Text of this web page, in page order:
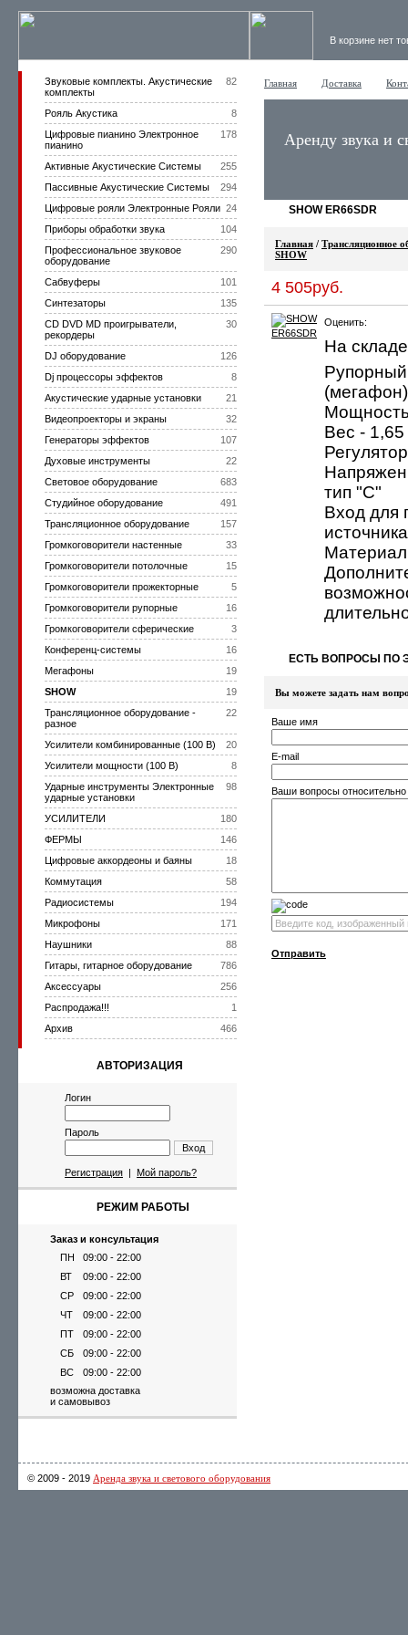
В корзине нет
82
Звуковые комплекты. Акустические
комплекты
8
Рояль Акустика
178
Цифровые пианино Электронное
пианино
255
Активные Акустические Системы
294
Пассивные Акустические Системы
24
Цифровые рояли Электронные Рояли
104
Приборы обработки звука
290
Профессиональное звуковое
оборудование
101
Сабвуферы
135
Синтезаторы
30
CD DVD MD проигрыватели,
рекордеры
126
DJ оборудование
8
Dj процессоры эффектов
21
Акустические ударные установки
32
Видеопроекторы и экраны
107
Генераторы эффектов
22
Духовые инструменты
683
Световое оборудование
491
Студийное оборудование
157
Трансляционное оборудование
33
Громкоговорители настенные
15
Громкоговорители потолочные
5
Громкоговорители прожекторные
16
Громкоговорители рупорные
3
Громкоговорители сферические
16
Конференц-системы
19
Мегафоны
19
SHOW
22
Трансляционное оборудование -
разное
20
Усилители комбинированные (100 В)
8
Усилители мощности (100 В)
98
Ударные инструменты Электронные
ударные установки
180
УСИЛИТЕЛИ
146
ФЕРМЫ
18
Цифровые аккордеоны и баяны
58
Коммутация
194
Радиосистемы
171
Микрофоны
88
Наушники
786
Гитары, гитарное оборудование
256
Аксессуары
1
Распродажа!!!
466
Архив
АВТОРИЗАЦИЯ
Логин
Пароль
Вход
Регистрация | Мой пароль?
РЕЖИМ РАБОТЫ
Заказ и консультация
ПН
09:00 - 22:00
ВТ
09:00 - 22:00
СР
09:00 - 22:00
ЧТ
09:00 - 22:00
ПТ
09:00 - 22:00
СБ
09:00 - 22:00
ВС
09:00 - 22:00
возможна доставка
и самовывоз
Главная Доставка
Аренду звука и
SHOW ER66SDR
Главная / Трансляционное
SHOW
4 505руб.
Оценить:
На
Рупорный
Вес - 1,65
тип "С"
Вход для
Материал
ЕСТЬ ВОПРОСЫ ПО
Вы можете задать нам
Ваше имя
E-mail
Ваши вопросы относительно
Отправить
© 2009 - 2019 Аренда звука и светового оборудования